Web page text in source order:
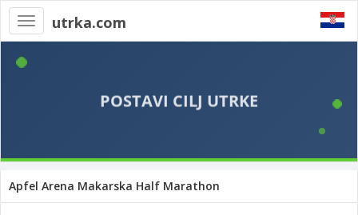
Toggle
navigation
utrka.com
Apfel Arena Makarska Half Marathon